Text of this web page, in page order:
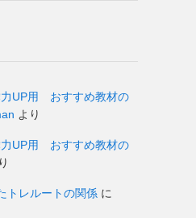
力UP用 おすすめ教材の
より
力UP用 おすすめ教材の
トレルートの関係 に